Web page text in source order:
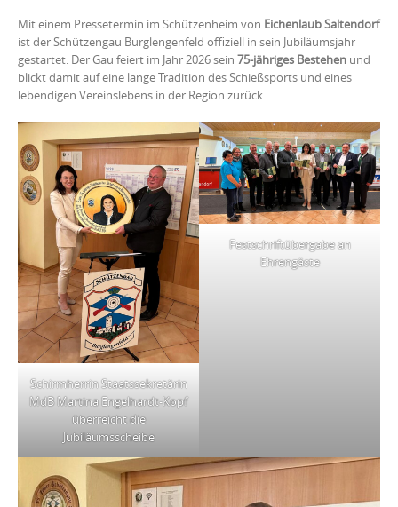
Mit einem Pressetermin im Schützenheim von Eichenlaub Saltendorf
ist der Schützengau Burglengenfeld offiziell in sein Jubiläumsjahr
gestartet. Der Gau feiert im Jahr 2026 sein 75-jähriges Bestehen und
blickt damit auf eine lange Tradition des Schießsports und eines
lebendigen Vereinslebens in der Region zurück.
Schirmherrin Staatssekretärin
MdB Martina Engelhardt-Kopf
überreicht die
Jubiläumsscheibe
Festschriftübergabe an
Ehrengäste